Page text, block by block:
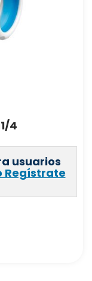
4
usuarios
Regístrate